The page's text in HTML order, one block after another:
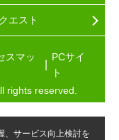
エスト
スマッ
PCサイ
ト
rights reserved.
、サービス向上検討を